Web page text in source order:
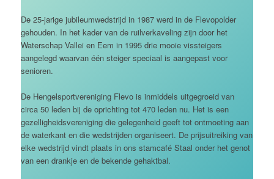
De 25-jarige jubileumwedstrijd in 1987 werd in de Flevopolder
gehouden. In het kader van de ruilverkaveling zijn door het
Waterschap Vallei en Eem in 1995 drie mooie vissteigers
aangelegd waarvan één steiger speciaal is aangepast voor
senioren.
De Hengelsportvereniging Flevo is inmiddels uitgegroeid van
circa 50 leden bij de oprichting tot 470 leden nu. Het is een
gezelligheidsvereniging die gelegenheid geeft tot ontmoeting aan
de waterkant en die wedstrijden organiseert. De prijsuitreiking van
elke wedstrijd vindt plaats in ons stamcafé Staal onder het genot
van een drankje en de bekende gehaktbal.